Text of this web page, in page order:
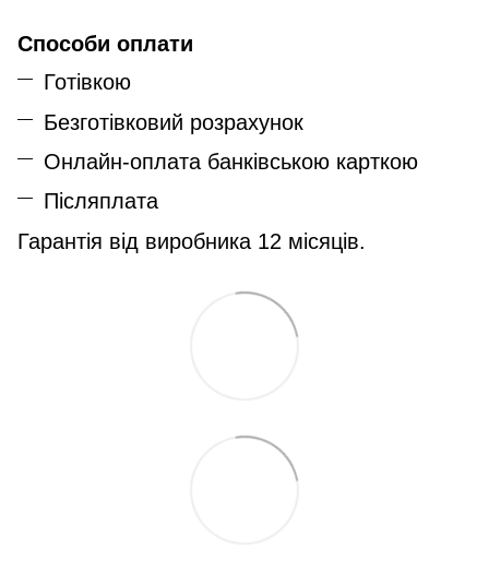
Способи оплати
Готівкою
Безготівковий розрахунок
Онлайн-оплата банківською карткою
Післяплата
Гарантія від виробника 12 місяців.